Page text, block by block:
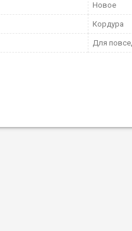
Новое
Кордура
Для